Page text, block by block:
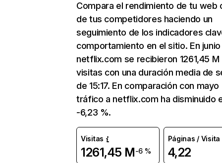
Compara el rendimiento de tu web
de tus competidores haciendo un
seguimiento de los indicadores
comportamiento en el sitio. En junio
netflix.com se recibieron 1261,45 M
visitas con una duración media de
de 15:17. En comparación con mayo
tráfico a netflix.com ha disminuido
-6,23 %.
Visitas
1261,45 M-6 %
Páginas / Visita
4,22